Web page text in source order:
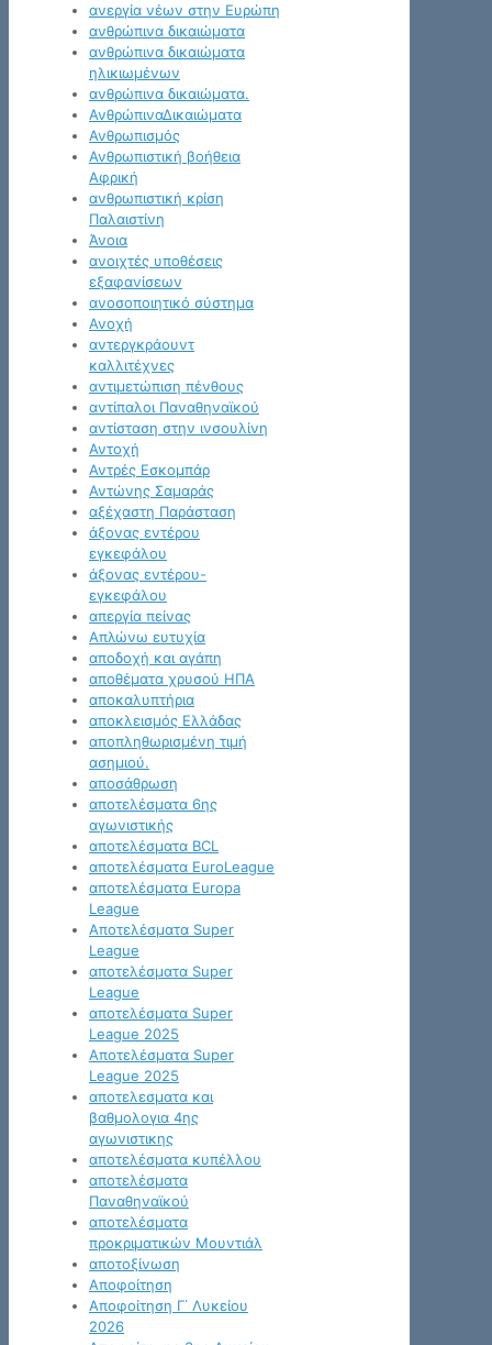
ανεργία νέων στην Ευρώπη
ανθρώπινα δικαιώματα
ανθρώπινα δικαιώματα
ηλικιωμένων
ανθρώπινα δικαιώματα.
ΑνθρώπιναΔικαιώματα
Ανθρωπισμός
Ανθρωπιστική βοήθεια
Αφρική
ανθρωπιστική κρίση
Παλαιστίνη
Άνοια
ανοιχτές υποθέσεις
εξαφανίσεων
ανοσοποιητικό σύστημα
Ανοχή
αντεργκράουντ
καλλιτέχνες
αντιμετώπιση πένθους
αντίπαλοι Παναθηναϊκού
αντίσταση στην ινσουλίνη
Αντοχή
Αντρές Εσκομπάρ
Αντώνης Σαμαράς
αξέχαστη Παράσταση
άξονας εντέρου
εγκεφάλου
άξονας εντέρου-
εγκεφάλου
απεργία πείνας
Απλώνω ευτυχία
αποδοχή και αγάπη
αποθέματα χρυσού ΗΠΑ
αποκαλυπτήρια
αποκλεισμός Ελλάδας
αποπληθωρισμένη τιμή
ασημιού.
αποσάθρωση
αποτελέσματα 6ης
αγωνιστικής
αποτελέσματα BCL
αποτελέσματα EuroLeague
αποτελέσματα Europa
League
Αποτελέσματα Super
League
αποτελέσματα Super
League
αποτελέσματα Super
League 2025
Αποτελέσματα Super
League 2025
αποτελεσματα και
βαθμολογια 4ης
αγωνιστικης
αποτελέσματα κυπέλλου
αποτελέσματα
Παναθηναϊκού
αποτελέσματα
προκριματικών Μουντιάλ
αποτοξίνωση
Αποφοίτηση
Αποφοίτηση Γ΄ Λυκείου
2026